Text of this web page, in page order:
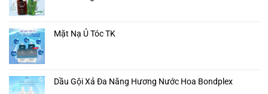
Mặt Nạ Ủ Tóc TK
Dầu Gội Xả Đa Năng Hương Nước Hoa Bondplex